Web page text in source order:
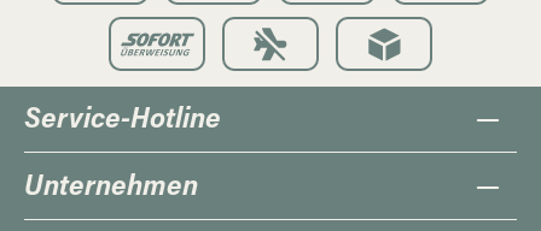
Service-Hotline
Unternehmen